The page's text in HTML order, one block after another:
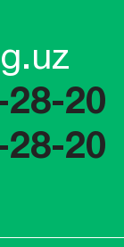
28-20
28-20